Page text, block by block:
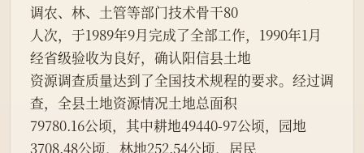
调农、林、土管等部门技术骨干80
人次，于1989年9月完成了全部工作，1990年1月
经省级验收为良好，确认阳信县土地
资源调查质量达到了全国技术规程的要求。经过调
查，全县土地资源情况土地总面积
79780.16公顷，其中耕地49440-97公顷，园地
3708.48公顷，林地252.54公顷，居民